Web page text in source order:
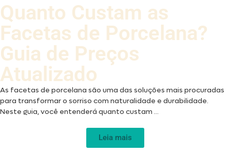
Quanto Custam as
Facetas de Porcelana?
Guia de Preços
Atualizado
As facetas de porcelana são uma das soluções mais procuradas
para transformar o sorriso com naturalidade e durabilidade.
Neste guia, você entenderá quanto custam ...
Leia mais